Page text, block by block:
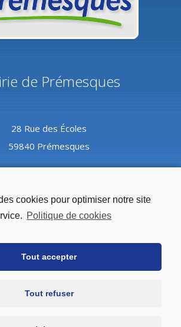
de Prémesques
28 Rue des Écoles
59840 Prémesques
Coordonnées
Tél :03.20.08.82.10
mairie@premesques.fr
cookies pour optimiser notre site
Politique de cookies
Tout accepter
Tout refuser